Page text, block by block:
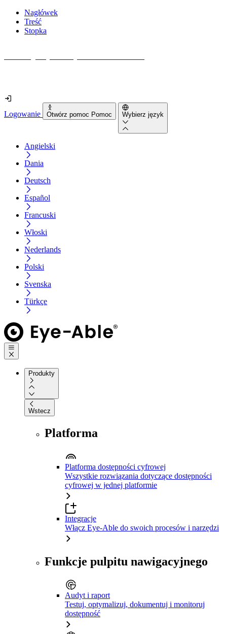
Nagłówek
Treść
Stopka
Logowanie Otwórz pomoc Pomoc Wybierz język
Angielski
Dania
Deutsch
Español
Francuski
Włoski
Nederlands
Polski
Svenska
Türkçe
Produkty
Wstecz
Platforma
Platforma dostępności cyfrowej
Wszystkie rozwiązania dotyczące dostępności
cyfrowej w jednej platformie
Integracje
Włącz Eye-Able do swoich procesów i narzędzi
Funkcje pulpitu nawigacyjnego
Audyt i raport
Testuj, optymalizuj, dokumentuj i monitoruj
dostępność